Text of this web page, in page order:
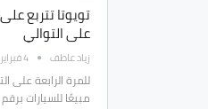
تويوتا تتربع
على التوالي
زياد عاطف 4 فبراير 2024
للمرة الرابعة على
مبيعًا للسيارات